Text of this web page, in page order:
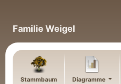
Familie Weigel
Stammbaum Diagramme